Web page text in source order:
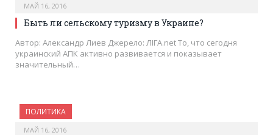
МАЙ 16, 2016
Быть ли сельскому туризму в Украине?
Автор: Александр Лиев Джерело: ЛІГА.net То, что сегодня
украинский АПК активно развивается и показывает
значительный…
ПОЛИТИКА
МАЙ 16, 2016